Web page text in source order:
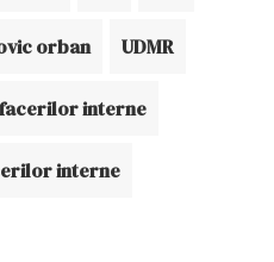
orban UDMR
interne
interne